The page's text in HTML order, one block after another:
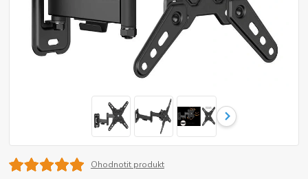
Ohodnotit produkt